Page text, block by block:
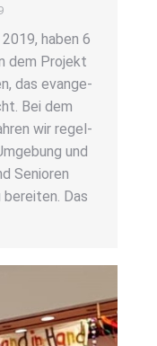
haben 6
dem Pro­jekt
das evan­ge­
Bei dem
wir regel­
und
Senio­ren
Das